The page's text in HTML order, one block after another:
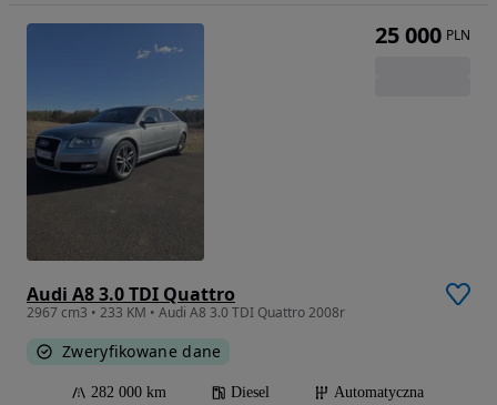
Audi A8 3.0 TDI Quattro
2967 cm3 • 233 KM • Audi A8 3.0 TDI Quattro 2008r
Zweryfikowane dane
282 000 km Diesel
Automatyczna
25 000 PLN